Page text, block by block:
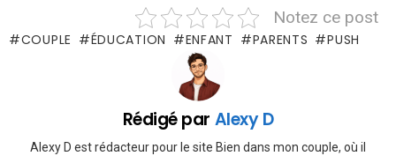
Notez ce post
COUPLE ÉDUCATION ENFANT PARENTS PUSH
Rédigé par Alexy D
Alexy D est rédacteur pour le site Bien dans mon couple, où il